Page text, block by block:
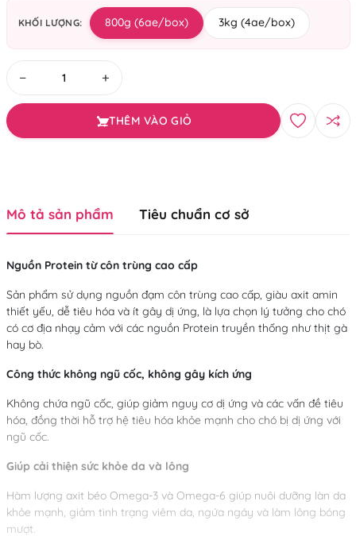
KHỐI LƯỢNG: 800g (6ae/box) 3kg (4ae/box)
− +
THÊM VÀO GIỎ
Mô tả sản phẩm Tiêu chuẩn cơ sở
Nguồn Protein từ côn trùng cao cấp
Sản phẩm sử dụng nguồn đạm côn trùng cao cấp, giàu axit amin
thiết yếu, dễ tiêu hóa và ít gây dị ứng, là lựa chọn lý tưởng cho chó
có cơ địa nhạy cảm với các nguồn Protein truyền thống như thịt gà
hay bò.
Công thức không ngũ cốc, không gây kích ứng
Không chứa ngũ cốc, giúp giảm nguy cơ dị ứng và các vấn đề tiêu
hóa, đồng thời hỗ trợ hệ tiêu hóa khỏe mạnh cho chó bị dị ứng với
ngũ cốc.
Giúp cải thiện sức khỏe da và lông
Hàm lượng axit béo Omega-3 và Omega-6 giúp nuôi dưỡng làn da
khỏe mạnh, giảm tình trạng viêm da, ngứa ngáy và làm lông bóng
mượt.